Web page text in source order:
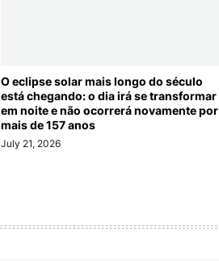
O eclipse solar mais longo do século
está chegando: o dia irá se transformar
em noite e não ocorrerá novamente por
mais de 157 anos
July 21, 2026